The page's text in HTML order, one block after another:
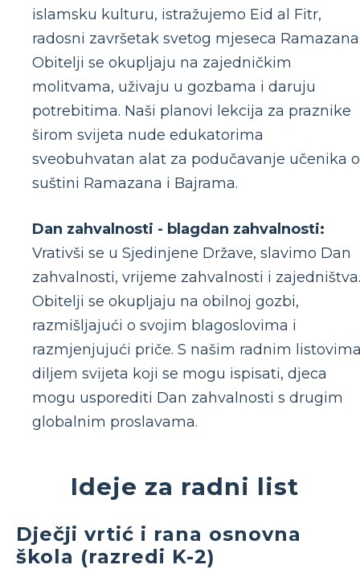
islamsku kulturu, istražujemo Eid al Fitr,
radosni završetak svetog mjeseca
Obitelji se okupljaju na zajedničkim
molitvama, uživaju u gozbama i daruju
potrebitima. Naši planovi lekcija za praznike
širom svijeta nude edukatorima
sveobuhvatan alat za podučavanje učenika o
suštini Ramazana i Bajrama.
Dan zahvalnosti - blagdan zahvalnosti:
Vrativši se u Sjedinjene Države, slavimo Dan
zahvalnosti, vrijeme zahvalnosti i zajedništva.
Obitelji se okupljaju na obilnoj gozbi,
razmišljajući o svojim blagoslovima i
razmjenjujući priče. S našim radnim
diljem svijeta koji se mogu ispisati, djeca
mogu usporediti Dan zahvalnosti s drugim
globalnim proslavama.
Ideje za radni list
Dječji vrtić i rana osnovna
škola (razredi K-2)